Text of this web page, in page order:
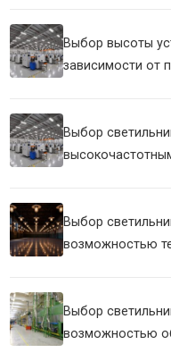
Выбор высоты
зависимости от
Выбор
Выбор
возможностью
Выбор
возможностью